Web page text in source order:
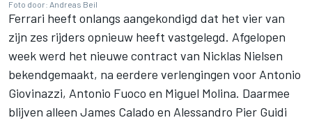
Foto door: Andreas Beil
Ferrari heeft onlangs aangekondigd dat het vier van
zijn zes rijders opnieuw heeft vastgelegd. Afgelopen
week werd het nieuwe contract van Nicklas Nielsen
bekendgemaakt, na eerdere verlengingen voor Antonio
Giovinazzi, Antonio Fuoco en Miguel Molina. Daarmee
blijven alleen James Calado en Alessandro Pier Guidi